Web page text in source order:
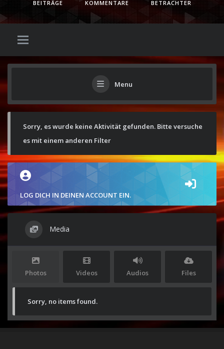
BEITRÄGE KOMMENTARE BETRACHTER
Menu
Sorry, es wurde keine Aktivität gefunden. Bitte versuche
es mit einem anderen Filter
LOG DICH IN DEINEN ACCOUNT EIN.
Media
Photos Videos Audios Files
Sorry, no items found.